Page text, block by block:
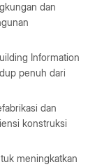
dan
Information
penuh dari
dan
konstruksi
meningkatkan